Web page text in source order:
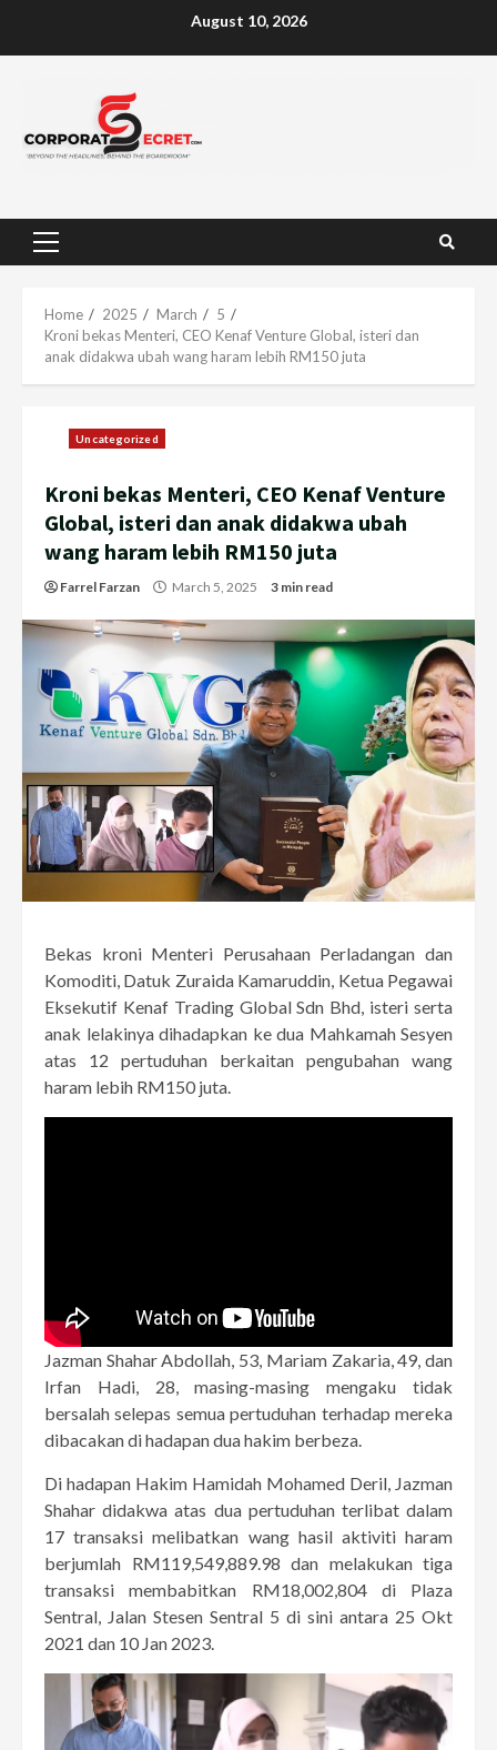
August 10, 2026
Primary
Home 2025 March
5
Kroni bekas Menteri, CEO Kenaf Venture Global, isteri dan
anak didakwa ubah wang haram lebih RM150 juta
Uncategorized
Kroni bekas Menteri, CEO Kenaf Venture
Global, isteri dan anak didakwa ubah
wang haram lebih RM150 juta
Farrel Farzan March 5, 2025 3 min read
Bekas kroni Menteri Perusahaan Perladangan dan
Komoditi, Datuk Zuraida Kamaruddin, Ketua Pegawai
Eksekutif Kenaf Trading Global Sdn Bhd, isteri serta
anak lelakinya dihadapkan ke dua Mahkamah Sesyen
atas 12 pertuduhan berkaitan pengubahan wang
haram lebih RM150 juta.
Jazman Shahar Abdollah, 53, Mariam Zakaria, 49, dan
Irfan Hadi, 28, masing-masing mengaku tidak
bersalah selepas semua pertuduhan terhadap mereka
dibacakan di hadapan dua hakim berbeza.
Di hadapan Hakim Hamidah Mohamed Deril, Jazman
Shahar didakwa atas dua pertuduhan terlibat dalam
17 transaksi melibatkan wang hasil aktiviti haram
berjumlah RM119,549,889.98 dan melakukan tiga
transaksi membabitkan RM18,002,804 di Plaza
Sentral, Jalan Stesen Sentral 5 di sini antara 25 Okt
2021 dan 10 Jan 2023.